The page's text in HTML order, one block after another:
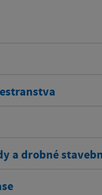
a drobné